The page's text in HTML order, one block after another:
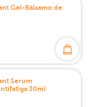
Gel-Bálsamo de
Serum
30ml